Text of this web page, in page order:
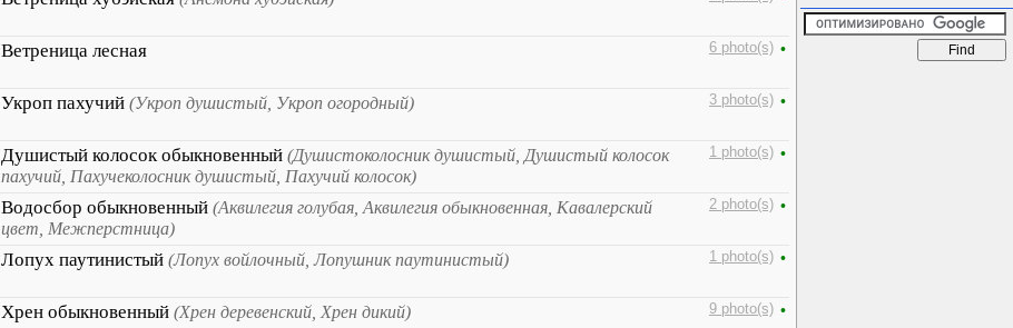
Ветреница лесная 6 photo(s) •
Укроп пахучий (Укроп душистый, Укроп огородный) 3 photo(s) •
Душистый колосок обыкновенный (Душистоколосник душистый, Душистый колосок
пахучий, Пахучеколосник душистый, Пахучий колосок)
1 photo(s) •
Водосбор обыкновенный (Аквилегия голубая, Аквилегия обыкновенная, Кавалерский
цвет, Межперстница)
2 photo(s) •
Лопух паутинистый (Лопух войлочный, Лопушник паутинистый) 1 photo(s) •
Хрен обыкновенный (Хрен деревенский, Хрен дикий) 9 photo(s) •